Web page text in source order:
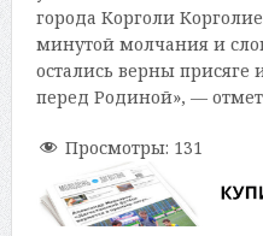
города Корголи
минутой молчания и
остались верны
перед Родиной», —
Просмотры: 131